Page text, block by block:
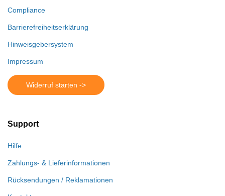
Compliance
Barrierefreiheitserklärung
Hinweisgebersystem
Impressum
Widerruf starten ->
Support
Hilfe
Zahlungs- & Lieferinformationen
Rücksendungen / Reklamationen